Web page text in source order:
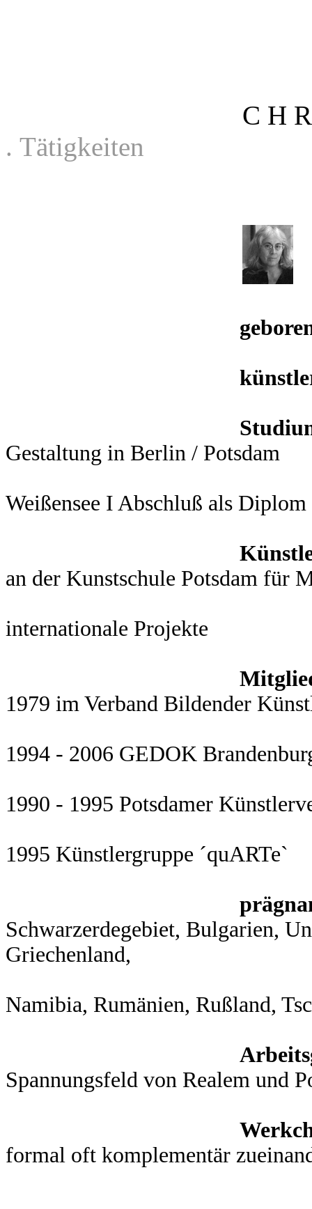
C H
. Tätigkeiten
Gestaltung in Berlin / Potsdam
Weißensee I Abschluß als
an der Kunstschule Potsdam für
internationale Projekte
1979 im Verband Bildender
1994 - 2006 GEDOK
1990 - 1995 Potsdamer
1995 Künstlergruppe ´quARTe`
Schwarzerdegebiet, Bulgarien,
Griechenland,
Namibia, Rumänien, Rußland,
Spannungsfeld von Realem und
formal oft komplementär